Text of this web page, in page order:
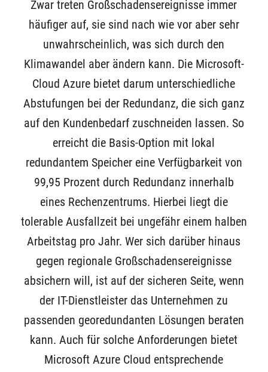
Zwar treten Großschadensereignisse immer
häufiger auf, sie sind nach wie vor aber sehr
unwahrscheinlich, was sich durch den
Klimawandel aber ändern kann. Die Microsoft-
Cloud Azure bietet darum unterschiedliche
Abstufungen bei der Redundanz, die sich ganz
auf den Kundenbedarf zuschneiden lassen. So
erreicht die Basis-Option mit lokal
redundantem Speicher eine Verfügbarkeit von
99,95 Prozent durch Redundanz innerhalb
eines Rechenzentrums. Hierbei liegt die
tolerable Ausfallzeit bei ungefähr einem halben
Arbeitstag pro Jahr. Wer sich darüber hinaus
gegen regionale Großschadensereignisse
absichern will, ist auf der sicheren Seite, wenn
der IT-Dienstleister das Unternehmen zu
passenden georedundanten Lösungen beraten
kann. Auch für solche Anforderungen bietet
Microsoft Azure Cloud entsprechende